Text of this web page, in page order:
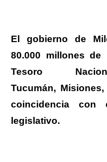
El gobierno de
80.000 millones de
Tesoro
Tucumán,
coincidencia
legislativo.